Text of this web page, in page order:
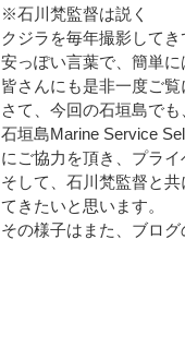
※石川梵監督は説く
クジラを毎年撮影して
安っぽい言葉で、簡単に
皆さんにも是非一度ご覧
さて、今回の石垣島で
石垣島Marine Service
にご協力を頂き、プライ
そして、 石川梵監督と
てきたいと思います。
その様子はまた、ブログ